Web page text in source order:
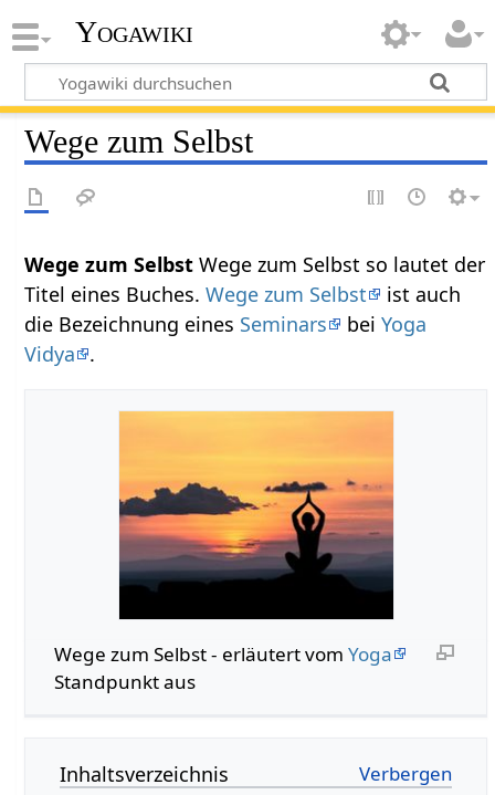
Yogawiki
Wege zum Selbst
Wege zum SelbstWege zum Selbst so lautet der
Titel eines Buches.Wege zum Selbst
ist auch
die Bezeichnung eines Seminars beiYoga
Vidya
.
Wege zum Selbst - erläutert vom Yoga
Standpunkt aus
Inhaltsverzeichnis